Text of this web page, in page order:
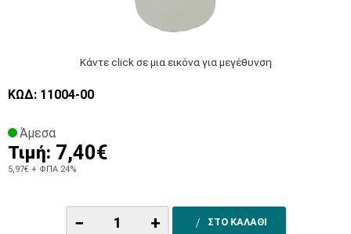
Κάντε click σε μια εικόνα για μεγέθυνση
ΚΩΔ: 11004-00
Άμεσα
Τιμή: 7,40€
5,97€ + ΦΠΑ 24%
− + ΣΤΟ ΚΑΛΑΘΙ